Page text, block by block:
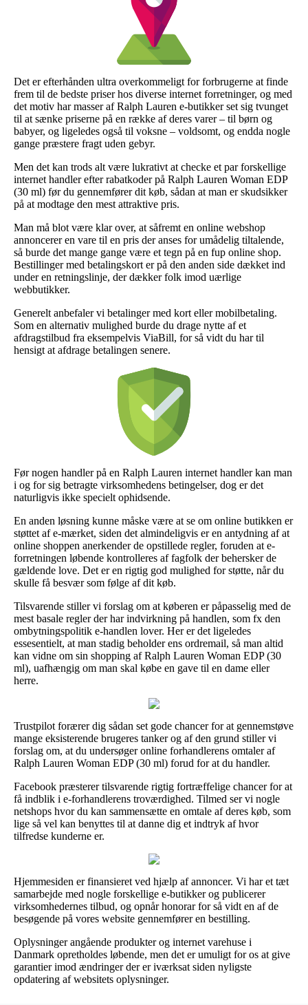
Det er efterhånden ultra overkommeligt for forbrugerne at finde
frem til de bedste priser hos diverse internet forretninger, og med
det motiv har masser af Ralph Lauren e-butikker set sig tvunget
til at sænke priserne på en række af deres varer – til børn og
babyer, og ligeledes også til voksne – voldsomt, og endda nogle
gange præstere fragt uden gebyr.
Men det kan trods alt være lukrativt at checke et par forskellige
internet handler efter rabatkoder på Ralph Lauren Woman EDP
(30 ml) før du gennemfører dit køb, sådan at man er skudsikker
på at modtage den mest attraktive pris.
Man må blot være klar over, at såfremt en online webshop
annoncerer en vare til en pris der anses for umådelig tiltalende,
så burde det mange gange være et tegn på en fup online shop.
Bestillinger med betalingskort er på den anden side dækket ind
under en retningslinje, der dækker folk imod uærlige
webbutikker.
Generelt anbefaler vi betalinger med kort eller mobilbetaling.
Som en alternativ mulighed burde du drage nytte af et
afdragstilbud fra eksempelvis ViaBill, for så vidt du har til
hensigt at afdrage betalingen senere.
Før nogen handler på en Ralph Lauren internet handler kan man
i og for sig betragte virksomhedens betingelser, dog er det
naturligvis ikke specielt ophidsende.
En anden løsning kunne måske være at se om online butikken er
støttet af e-mærket, siden det almindeligvis er en antydning af at
online shoppen anerkender de opstillede regler, foruden at e-
forretningen løbende kontrolleres af fagfolk der behersker de
gældende love. Det er en rigtig god mulighed for støtte, når du
skulle få besvær som følge af dit køb.
Tilsvarende stiller vi forslag om at køberen er påpasselig med de
mest basale regler der har indvirkning på handlen, som fx den
ombytningspolitik e-handlen lover. Her er det ligeledes
essesentielt, at man stadig beholder ens ordremail, så man altid
kan vidne om sin shopping af Ralph Lauren Woman EDP (30
ml), uafhængig om man skal købe en gave til en dame eller
herre.
Trustpilot forærer dig sådan set gode chancer for at gennemstøve
mange eksisterende brugeres tanker og af den grund stiller vi
forslag om, at du undersøger online forhandlerens omtaler af
Ralph Lauren Woman EDP (30 ml) forud for at du handler.
Facebook præsterer tilsvarende rigtig fortræffelige chancer for at
få indblik i e-forhandlerens troværdighed. Tilmed ser vi nogle
netshops hvor du kan sammensætte en omtale af deres køb, som
lige så vel kan benyttes til at danne dig et indtryk af hvor
tilfredse kunderne er.
Hjemmesiden er finansieret ved hjælp af annoncer. Vi har et tæt
samarbejde med nogle forskellige e-butikker og publicerer
virksomhedernes tilbud, og opnår honorar for så vidt en af de
besøgende på vores website gennemfører en bestilling.
Oplysninger angående produkter og internet varehuse i
Danmark opretholdes løbende, men det er umuligt for os at give
garantier imod ændringer der er iværksat siden nyligste
opdatering af websitets oplysninger.